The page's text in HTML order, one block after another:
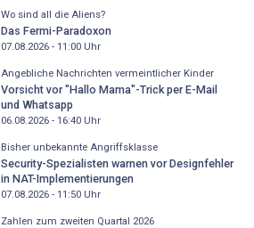
Wo sind all die Aliens?
Das Fermi-Paradoxon
07.08.2026 - 11:00Uhr
Angebliche Nachrichten vermeintlicher Kinder
Vorsicht vor "Hallo Mama"-Trick per E-Mail
und Whatsapp
06.08.2026 - 16:40Uhr
Bisher unbekannte Angriffsklasse
Security-Spezialisten warnen vor Designfehler
in NAT-Implementierungen
07.08.2026 - 11:50Uhr
Zahlen zum zweiten Quartal 2026